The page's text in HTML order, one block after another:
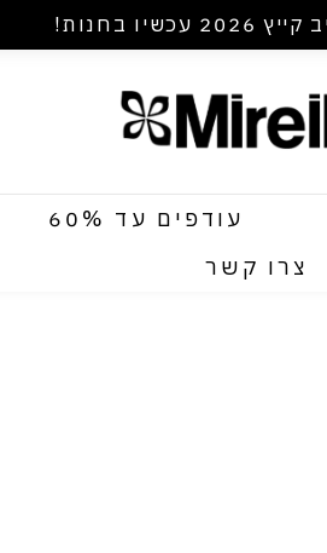
בחנות!
עודפים עד 60%
צרו קשר